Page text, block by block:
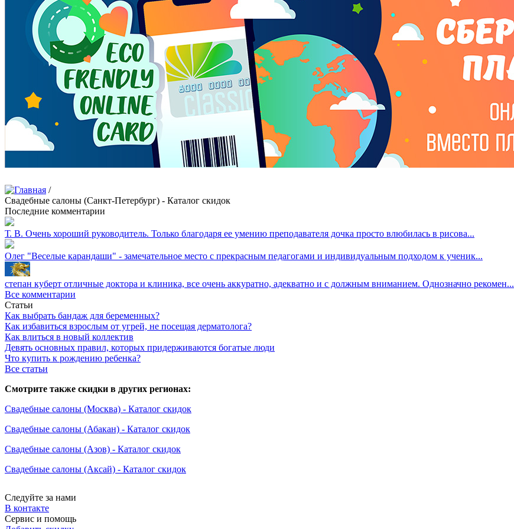
/
Свадебные салоны (Санкт-Петербург) - Каталог скидок
Последние комментарии
Т. В. Очень хороший руководитель. Только благодаря ее умению преподавателя дочка просто влюбилась в рисова...
Олег "Веселые карандаши" - замечательное место с прекрасным педагогами и индивидуальным подходом к ученик...
степан куберт отличные доктора и клиника, все очень аккуратно, адекватно и с должным вниманием. Однозначно рекомен...
Все комментарии
Статьи
Как выбрать бандаж для беременных?
Как избавиться взрослым от угрей, не посещая дерматолога?
Как влиться в новый коллектив
Девять основных правил, которых придерживаются богатые люди
Что купить к рождению ребенка?
Все статьи
Смотрите также скидки в других регионах:
Свадебные салоны (Москва) - Каталог скидок
Свадебные салоны (Абакан) - Каталог скидок
Свадебные салоны (Азов) - Каталог скидок
Свадебные салоны (Аксай) - Каталог скидок
Следуйте за нами
В контакте
Сервис и помощь